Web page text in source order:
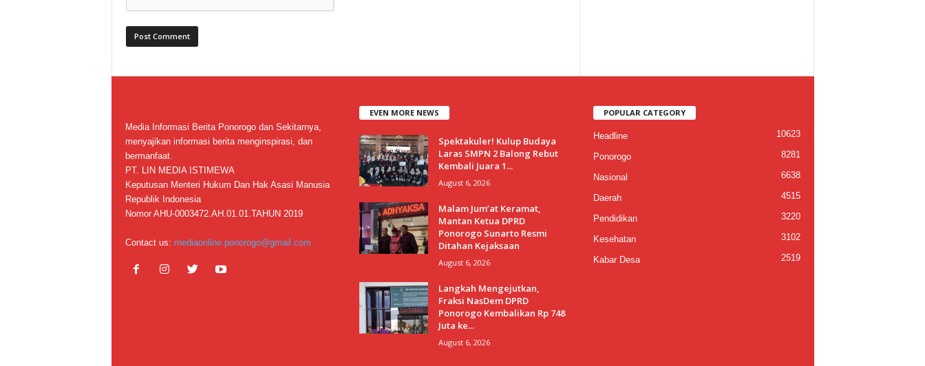
Media Informasi Berita Ponorogo dan Sekitarnya,
menyajikan informasi berita menginspirasi, dan
bermanfaat.
PT. LIN MEDIA ISTIMEWA
Keputusan Menteri Hukum Dan Hak Asasi Manusia
Republik Indonesia
Nomor AHU-0003472.AH.01.01.TAHUN 2019
Contact us: mediaonline.ponorogo@gmail.com
EVEN MORE NEWS
Spektakuler! Kulup Budaya
Laras SMPN 2 Balong Rebut
Kembali Juara 1...
August 6, 2026
Malam Jum’at Keramat,
Mantan Ketua DPRD
Ponorogo Sunarto Resmi
Ditahan Kejaksaan
August 6, 2026
Langkah Mengejutkan,
Fraksi NasDem DPRD
Ponorogo Kembalikan Rp 748
Juta ke...
August 6, 2026
POPULAR CATEGORY
Headline 10623
Ponorogo 8281
Nasional 6638
Daerah 4515
Pendidikan 3220
Kesehatan 3102
Kabar Desa 2519